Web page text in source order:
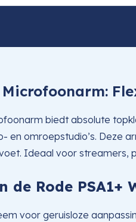
Microfoonarm:
biedt absolute
en omroepstudio’s. Deze
Ideaal voor streamers,
de Rode PSA1+
voor geruisloze